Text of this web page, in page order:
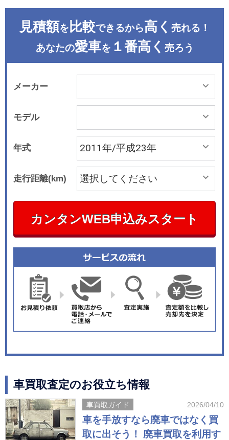
見積額を 比較できるから高く 売れる！
あなたの愛車を １番高く 売ろう
メーカー
モデル
年式
走行距離(km)
カンタンWEB申込みスタート
車買取査定のお役立ち情報
車買取ガイド 2026/04/10
車を手放すなら廃車ではなく買
取に出そう！ 廃車買取を利用す